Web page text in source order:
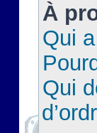
À
Qui
Qui